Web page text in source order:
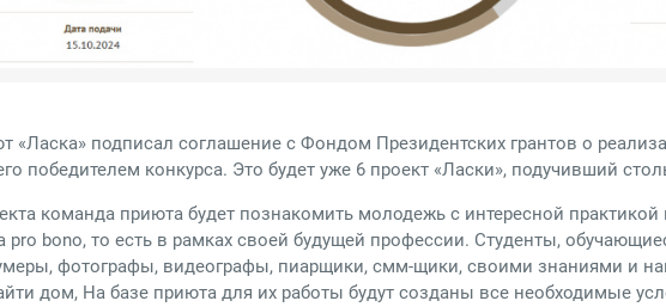
«Ласка» подписал соглашение с Фондом Президентских грантов о
победителем конкурса. Это будет уже 6 проект «Ласки», подучивший
команда приюта будет познакомить молодежь с интересной практикой
pro bono, то есть в рамках своей будущей профессии. Студенты,
фотографы, видеографы, пиарщики, смм-щики, своими знаниями и
дом, На базе приюта для их работы будут созданы все необходимые